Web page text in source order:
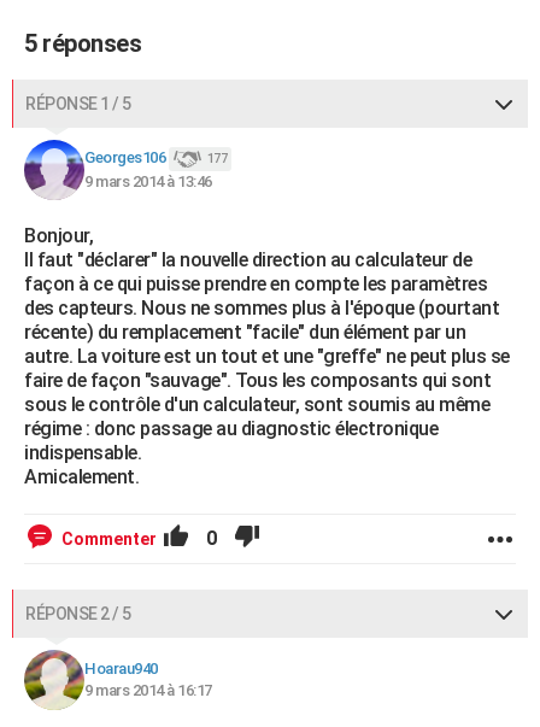
FORUM
Bricolage
Lifestyle
Culture
Sport
Auto
Television
Voyage
Cinema
5 réponses
RÉPONSE 1 / 5
Georges106 177
9 mars 2014 à 13:46
Bonjour,
Il faut "déclarer" la nouvelle direction au calculateur de
façon à ce qui puisse prendre en compte les paramètres
des capteurs. Nous ne sommes plus à l'époque (pourtant
récente) du remplacement "facile" dun élément par un
autre. La voiture est un tout et une "greffe" ne peut plus se
faire de façon "sauvage". Tous les composants qui sont
sous le contrôle d'un calculateur, sont soumis au même
régime : donc passage au diagnostic électronique
indispensable.
Amicalement.
Commenter 0
RÉPONSE 2 / 5
Hoarau940
9 mars 2014 à 16:17